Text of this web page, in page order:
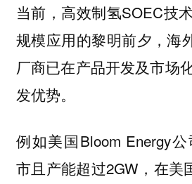
当前，高效制氢SOEC技
规模应用的黎明前夕，海
厂商已在产品开发及市场
发优势。
例如美国Bloom Energy
市且产能超过2GW，在美